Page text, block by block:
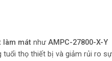
làm mát như AMPC-27800-X-Y
tuổi thọ thiết bị và giảm rủi ro sự